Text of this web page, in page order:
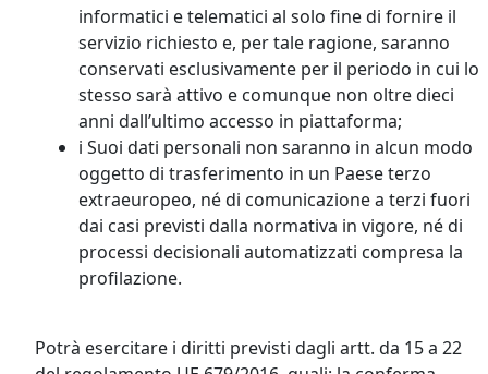
informatici e telematici al solo fine di fornire il
servizio richiesto e, per tale ragione, saranno
conservati esclusivamente per il periodo in cui lo
stesso sarà attivo e comunque non oltre dieci
anni dall’ultimo accesso in piattaforma;
i Suoi dati personali non saranno in alcun modo
oggetto di trasferimento in un Paese terzo
extraeuropeo, né di comunicazione a terzi fuori
dai casi previsti dalla normativa in vigore, né di
processi decisionali automatizzati compresa la
profilazione.
Potrà esercitare i diritti previsti dagli artt. da 15 a 22